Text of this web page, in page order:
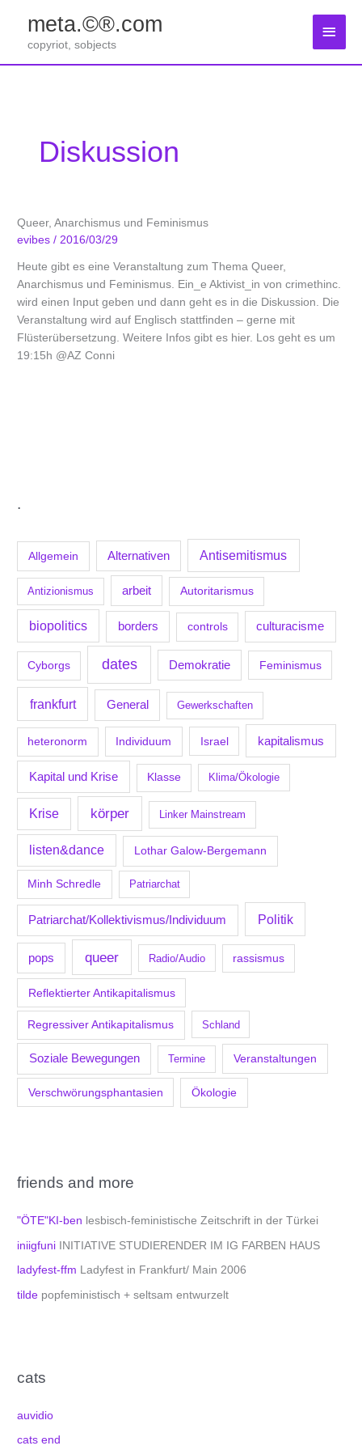
springen
meta.©®.com
copyriot, sobjects
.
Allgemein Alternativen Antisemitismus
Antizionismus arbeit Autoritarismus
biopolitics borders controls culturacisme
Cyborgs dates Demokratie Feminismus
frankfurt General Gewerkschaften
heteronorm Individuum Israel kapitalismus
Kapital und Krise Klasse Klima/Ökologie
Krise körper Linker Mainstream
listen&dance Lothar Galow-Bergemann
Minh Schredle Patriarchat
Patriarchat/Kollektivismus/Individuum Politik
pops queer Radio/Audio rassismus
Reflektierter Antikapitalismus
Regressiver Antikapitalismus Schland
Soziale Bewegungen Termine Veranstaltungen
Verschwörungsphantasien Ökologie
friends and more
"ÖTE"KI-ben lesbisch-feministische Zeitschrift in der Türkei
iniigfuni INITIATIVE STUDIERENDER IM IG FARBEN HAUS
ladyfest-ffm Ladyfest in Frankfurt/ Main 2006
tilde popfeministisch + seltsam entwurzelt
cats
auvidio
cats end
Diskussion
Queer, Anarchismus und Feminismus
evibes/ 2016/03/29
Heute gibt es eine Veranstaltung zum Thema Queer,
Anarchismus und Feminismus. Ein_e Aktivist_in von crimethinc.
wird einen Input geben und dann geht es in die Diskussion. Die
Veranstaltung wird auf Englisch stattfinden – gerne mit
Flüsterübersetzung. Weitere Infos gibt es hier. Los geht es um
19:15h @AZ Conni